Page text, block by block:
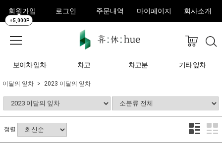
회원가입
+5,000P
로그인 주문내역 마이페이지 회사소개
보이차 잎차 차고 차고분 기타 잎차
이달의 잎차 2023 이달의 잎차
정렬